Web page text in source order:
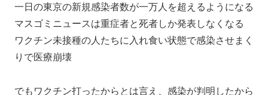
一日の東京の新規感染者数が一万人を超えるようになる
マスゴミニュースは重症者と死者しか発表しなくなる
ワクチン未接種の人たちに入れ食い状態で感染させまく
りで医療崩壊
でもワクチン打ったからとは言え、感染が判明したから